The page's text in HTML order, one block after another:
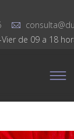
Vier de 09 a 18